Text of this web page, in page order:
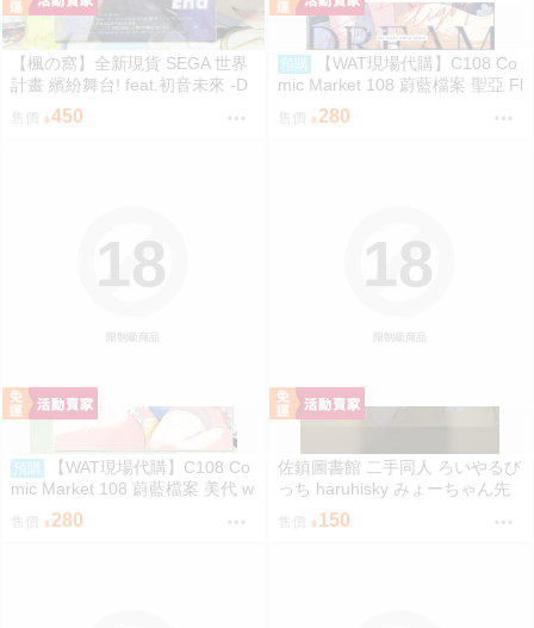
【楓の窩】全新現貨 SEGA 世界
計畫 繽紛舞台! feat.初音未來 -D
×D- 東雲繪名【日版】
售價 450
預購
【WAT現場代購】C108 Co
mic Market 108 蔚藍檔案 聖亞 Fl
oating Light
售價 280
限制級商品
18
預購
【WAT現場代購】C108 Co
mic Market 108 蔚藍檔案 美代 w
ild summer
售價 280
限制級商品
18
佐鎮圖書館 二手同人 ろいやるび
っち haruhisky みょーちゃん先
生かくパコりき 3 小美老師如是
售價 150